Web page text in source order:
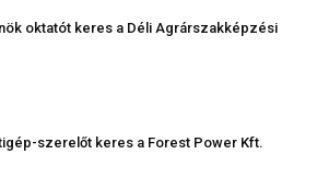
oktatót keres a Déli Agrárszakképzési
szerelőt keres a Forest Power Kft.